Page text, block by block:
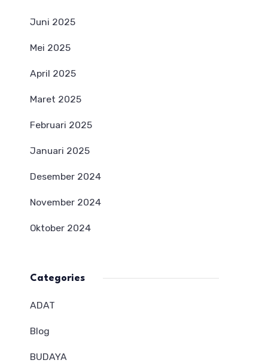
Juni 2025
Mei 2025
April 2025
Maret 2025
Februari 2025
Januari 2025
Desember 2024
November 2024
Oktober 2024
Categories
ADAT
Blog
BUDAYA